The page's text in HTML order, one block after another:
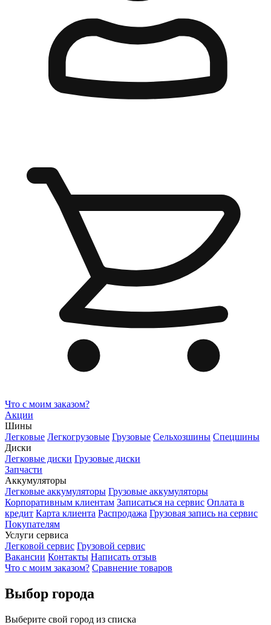
Что с моим заказом?
Акции
Шины
Легковые Легкогрузовые Грузовые Сельхозшины Спецшины
Диски
Легковые диски Грузовые диски
Запчасти
Аккумуляторы
Легковые аккумуляторы Грузовые аккумуляторы
Корпоративным клиентам Записаться на сервис Оплата в
кредит Карта клиента Распродажа Грузовая запись на сервис
Покупателям
Услуги сервиса
Легковой сервис Грузовой сервис
Вакансии Контакты Написать отзыв
Что с моим заказом? Сравнение товаров
Выбор города
Выберите свой город из списка